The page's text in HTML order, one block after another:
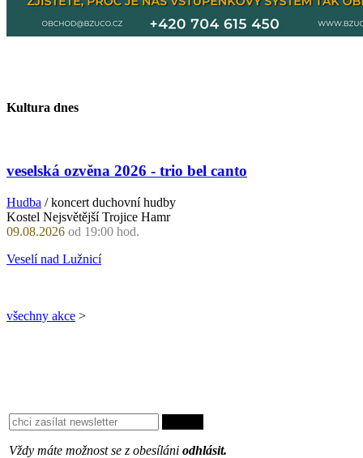
Kultura dnes
veselská ozvěna 2026 - trio bel canto
Hudba / koncert duchovní hudby
Kostel Nejsvětější Trojice Hamr
09.08.2026 od 19:00 hod.
Veselí nad Lužnicí
všechny akce >
Vždy máte možnost se z obesíláni odhlásit.